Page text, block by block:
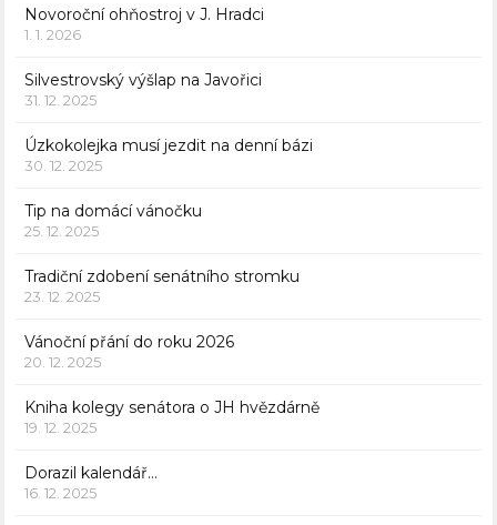
Novoroční ohňostroj v J. Hradci
1. 1. 2026
Silvestrovský výšlap na Javořici
31. 12. 2025
Úzkokolejka musí jezdit na denní bázi
30. 12. 2025
Tip na domácí vánočku
25. 12. 2025
Tradiční zdobení senátního stromku
23. 12. 2025
Vánoční přání do roku 2026
20. 12. 2025
Kniha kolegy senátora o JH hvězdárně
19. 12. 2025
Dorazil kalendář…
16. 12. 2025